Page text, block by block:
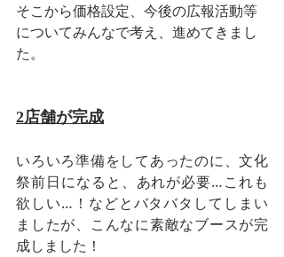
そこから価格設定、今後の広報活動等
についてみんなで考え、進めてきまし
た。
2店舗が完成
いろいろ準備をしてあったのに、文化
祭前日になると、あれが必要…これも
欲しい…！などとバタバタしてしまい
ましたが、こんなに素敵なブースが完
成しました！